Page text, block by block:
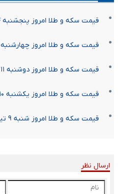
قیمت سکه و طلا امروز پنجشنبه ۱۴ تیر ۱۴۰۳ + جدول
قیمت سکه و طلا امروز چهارشنبه ۱۳ تیر ۱۴۰۳ + جدول
قیمت سکه و طلا امروز دوشنبه ۱۱ تیر ۱۴۰۳ + جدول
قیمت سکه و طلا امروز یکشنبه ۱۰ تیر ۱۴۰۳ + جدول
قیمت سکه و طلا امروز شنبه ۹ تیر ۱۴۰۳ + جدول
ارسال نظر